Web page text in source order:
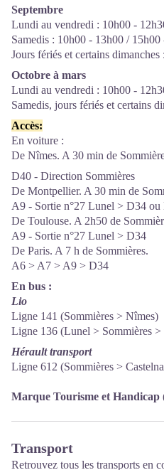
Septembre
Lundi au vendredi : 10h00 -
Samedis : 10h00 - 13h00 / 15h00
Jours fériés et certains
Octobre à mars
Lundi au vendredi : 10h00 -
Samedis, jours fériés et certains
Accès:
En voiture :
De Nîmes. A 30 min de
D40 - Direction Sommières
De Montpellier. A 30 min de
A9 - Sortie n°27 Lunel > D34 ou
De Toulouse. A 2h50 de
A9 - Sortie n°27 Lunel > D34
De Paris. A 7 h de Sommières.
A6 > A7 > A9 > D34
En bus :
Lio
Ligne 141 (Sommières > Nîmes)
Ligne 136 (Lunel > Sommières >
Hérault transport
Ligne 612 (Sommières >
Marque Tourisme et Handicap
Transport
Retrouvez tous les transports en